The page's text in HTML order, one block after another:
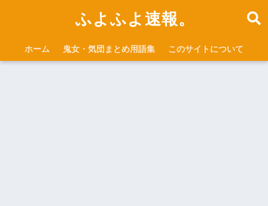
ふよふよ速報。
ホーム 鬼女・気団まとめ用語集 このサイトについて